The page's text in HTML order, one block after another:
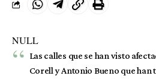
NULL
Las calles que se han visto
Corell y Antonio Bueno que